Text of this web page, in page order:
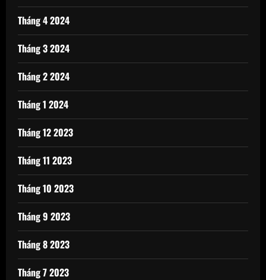
Tháng 4 2024
Tháng 3 2024
Tháng 2 2024
Tháng 1 2024
Tháng 12 2023
Tháng 11 2023
Tháng 10 2023
Tháng 9 2023
Tháng 8 2023
Tháng 7 2023